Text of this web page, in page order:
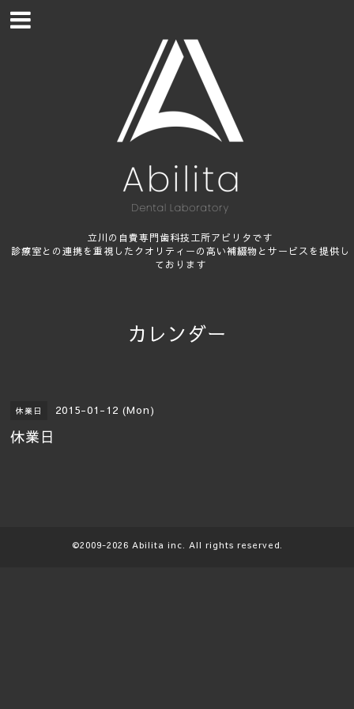
立川の自費専門歯科技工所アビリタです
診療室との連携を重視したクオリティーの高い補綴物とサービスを提供し
ております
カレンダー
休業日 2015-01-12 (Mon)
休業日
©2009-2026 Abilita inc. All rights reserved.